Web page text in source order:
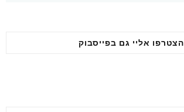
הצטרפו אליי גם בפייסבוק